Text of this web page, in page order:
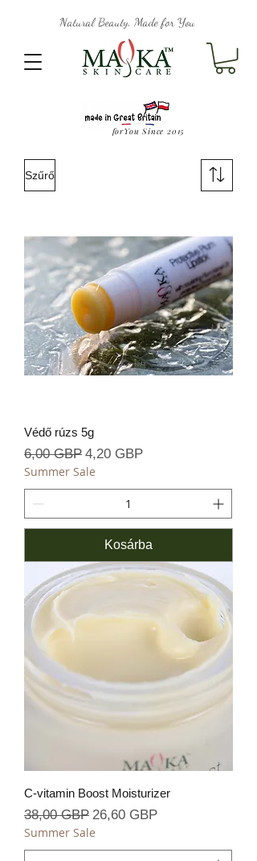
forYou Since 2015
Natural Beauty, Made for You
Szűrő
Védő rúzs 5g
Szokásos ár
6,00 GBP Akciós ár
4,20 GBP
Summer Sale
Kosárba
C-vitamin Boost Moisturizer
Szokásos ár
38,00 GBP Akciós ár
26,60 GBP
Summer Sale